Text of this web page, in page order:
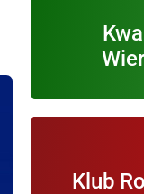
Klub